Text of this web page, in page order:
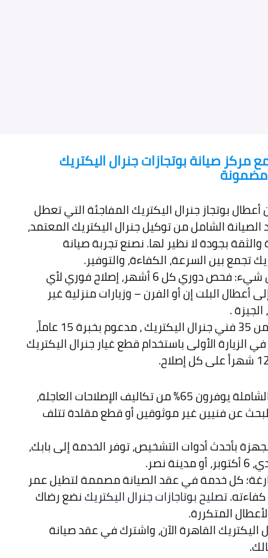
صيانة بوتجازات جنرال اليكتريك
مضمونة
بوتجاز جنرال اليكتريك المفاجئة التي تعطل
الشامل من توكيل جنرال اليكتريك المعتمد،
بجودة لا نظير لها. نصنع تجربة صيانة
تجمع بين السرعة، الكفاءة، والتوفير.
تخيل عقداً يغطي كل شيء: فحص دوري كل 6 أشهر، إصلاح فوري لأي
البلت إن أو الفرن – وزيارات منزلية غير
.
كما ان فريقنا مكون من 35 فني جنرال اليكتريك ، مدعوم بخبرة 15 عاماً،
في الزيارة الأولى باستخدام قطع غيار جنرال اليكتريك
عملاء عقود الصيانة الشاملة يوفرون 65% من تكاليف الإصلاحات العاجلة،
عن فنيين غير موثوقين أو قطع مقلدة تتلف
بأحدث أدوات التشخيص، توفر الخدمة إلى بابك،
نصر.
كل خدمة في عقد الصيانة مصممة لتطيل عمر
تصليح بوتاجازات جنرال اليكتريكنضع رضاك
المتكررة.
القاهرة الآن، واشترك في عقد صيانة